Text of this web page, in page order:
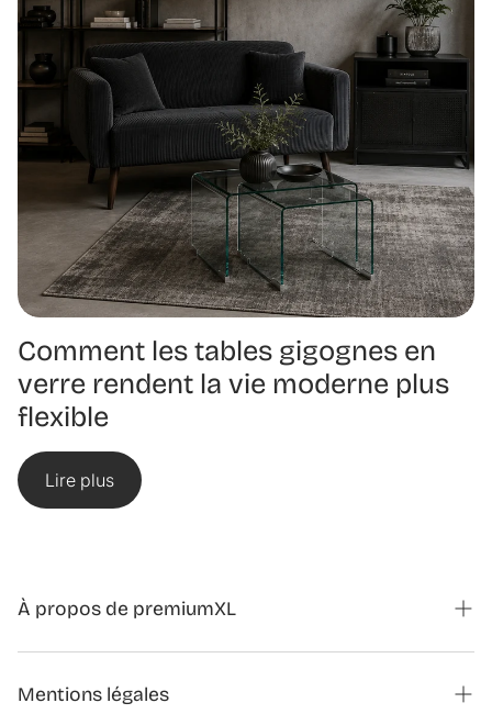
Comment les tables gigognes en
verre rendent la vie moderne plus
flexible
Lire plus
À propos de premiumXL
Formulaire de contact partenariats
Mentions légales